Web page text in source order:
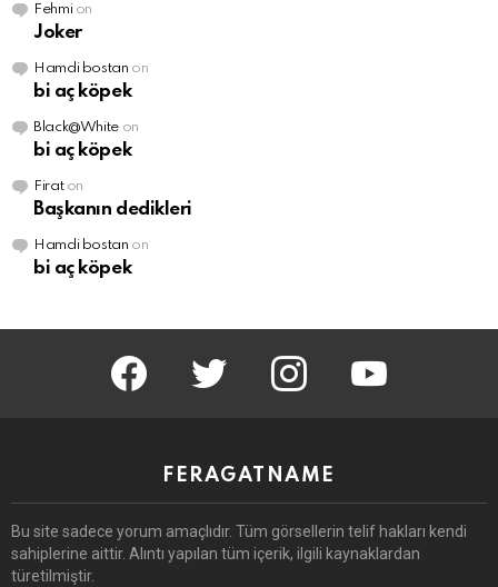
Fehmion
Joker
Hamdi bostan on
bi aç köpek
Black@White on
bi aç köpek
Firaton
Başkanın dedikleri
Hamdi bostan on
bi aç köpek
facebook twitter instagram
FERAGATNAME
Bu site sadece yorum amaçlıdır. Tüm görsellerin telif hakları kendi
sahiplerine aittir. Alıntı yapılan tüm içerik, ilgili kaynaklardan
türetilmiştir.